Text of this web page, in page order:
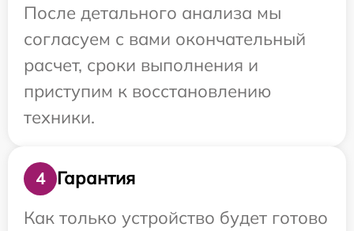
После детального анализа мы
согласуем с вами окончательный
расчет, сроки выполнения и
приступим к восстановлению
техники.
4
Гарантия
Как только устройство будет готово